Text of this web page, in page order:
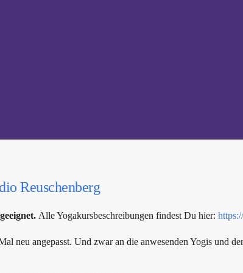
Reuschenberg
Alle Yogakursbeschreibungen findest Du hier:
neu angepasst. Und zwar an die anwesenden Yogis und